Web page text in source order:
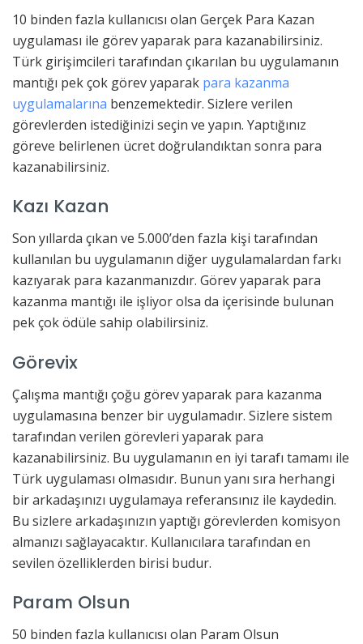
10 binden fazla kullanıcısı olan Gerçek Para Kazan
uygulaması ile görev yaparak para kazanabilirsiniz.
Türk girişimcileri tarafından çıkarılan bu uygulamanın
mantığı pek çok görev yaparak para kazanma
uygulamalarına benzemektedir. Sizlere verilen
görevlerden istediğinizi seçin ve yapın. Yaptığınız
göreve belirlenen ücret doğrulandıktan sonra para
kazanabilirsiniz.
Kazı Kazan
Son yıllarda çıkan ve 5.000’den fazla kişi tarafından
kullanılan bu uygulamanın diğer uygulamalardan farkı
kazıyarak para kazanmanızdır. Görev yaparak para
kazanma mantığı ile işliyor olsa da içerisinde bulunan
pek çok ödüle sahip olabilirsiniz.
Görevix
Çalışma mantığı çoğu görev yaparak para kazanma
uygulamasına benzer bir uygulamadır. Sizlere sistem
tarafından verilen görevleri yaparak para
kazanabilirsiniz. Bu uygulamanın en iyi tarafı tamamı ile
Türk uygulaması olmasıdır. Bunun yanı sıra herhangi
bir arkadaşınızı uygulamaya referansınız ile kaydedin.
Bu sizlere arkadaşınızın yaptığı görevlerden komisyon
almanızı sağlayacaktır. Kullanıcılara tarafından en
sevilen özelliklerden birisi budur.
Param Olsun
50 binden fazla kullanıcısı olan Param Olsun